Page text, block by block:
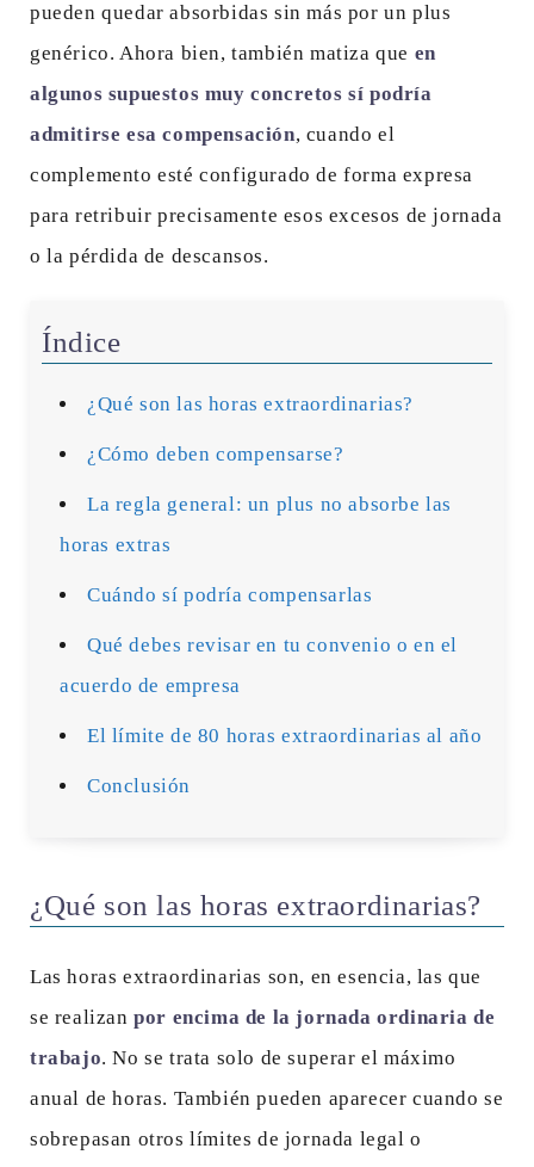
pueden quedar absorbidas sin más por un plus
genérico. Ahora bien, también matiza que en
algunos supuestos muy concretos sí podría
admitirse esa compensación, cuando el
complemento esté configurado de forma expresa
para retribuir precisamente esos excesos de jornada
o la pérdida de descansos.
Índice
¿Qué son las horas extraordinarias?
¿Cómo deben compensarse?
La regla general: un plus no absorbe las
horas extras
Cuándo sí podría compensarlas
Qué debes revisar en tu convenio o en el
acuerdo de empresa
El límite de 80 horas extraordinarias al año
Conclusión
¿Qué son las horas extraordinarias?
Las horas extraordinarias son, en esencia, las que
se realizanpor encima de la jornada ordinaria de
trabajo. No se trata solo de superar el máximo
anual de horas. También pueden aparecer cuando se
sobrepasan otros límites de jornada legal o